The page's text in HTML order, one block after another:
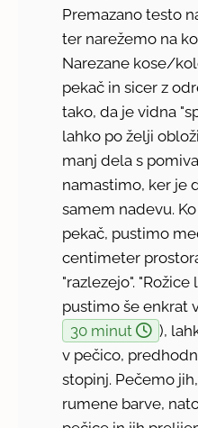
Premazano testo
ter narežemo na
Narezane kose/
pekač in sicer z
tako, da je vidna
lahko po želji
manj dela s
namastimo, ker je
samem nadevu.
pekač, pustimo
centimeter
"razlezejo".
pustimo še enkrat
30 minut
),
v pečico,
stopinj. Pečemo
rumene barve,